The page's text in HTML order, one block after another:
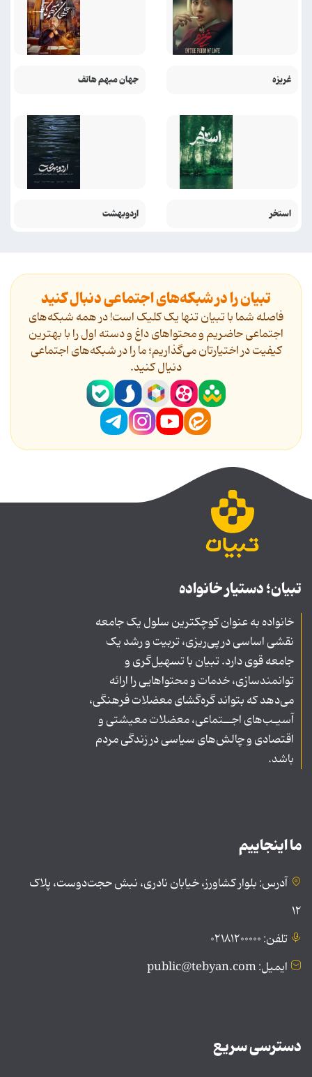
غریزه جهان مبهم هاتف
استخر اردوبهشت
تبیان را در شبکه‌های اجتماعی دنبال کنید
فاصله شما با تبیان تنها یک کلیک است! در همه شبکه‌های
اجتماعی حاضریم و محتواهای داغ و دسته اول را با بهترین
کیفیت در اختیارتان می‌گذاریم؛ ما را در شبکه‌های اجتماعی
دنیال کنید.
تبیان؛ دستیار خانواده
خانواده به عنوان کوچکترین سلول یک جامعه
نقشی اساسی در پی‌ریزی، تربیت و رشد یک
جامعه قوی دارد. تبیان با تسهیل‌گری و
توانمندسازی، خدمات و محتواهایی را ارائه
می‌دهد که بتواند گره‌گشای معضلات فرهنگی،
آسیـب‌های اجــتماعی، معضلات معیشتی و
اقتصادی و چالش‌های سیاسی در زندگی مردم
باشد.
ما اینجاییم
آدرس: بلوار کشاورز، خیابان نادری، نبش حجت‌دوست، پلاک
۱۲
تلفن: ۰۲۱۸۱۲۰۰۰۰۰
ایمیل: public@tebyan.com
دسترسی سریع